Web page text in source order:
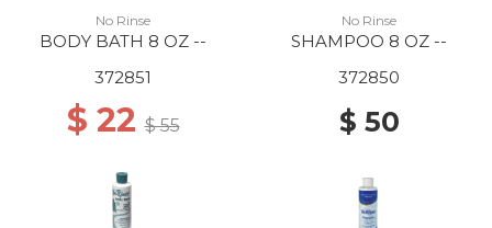
No Rinse
BODY BATH 8 OZ --
372851
$ 22$ 55
No Rinse
SHAMPOO 8 OZ --
372850
$ 50